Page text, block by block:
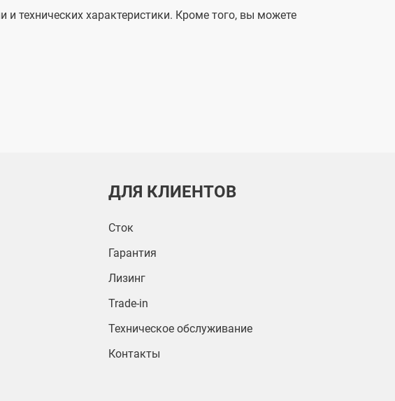
технических характеристики. Кроме того, вы можете
ДЛЯ КЛИЕНТОВ
Сток
Гарантия
Лизинг
Trade-in
Техническое обслуживание
Контакты